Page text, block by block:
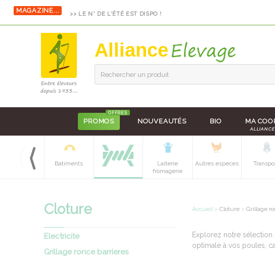
MAGAZINE... >> LE N° DE L'ÉTÉ EST DISPO !
Alliance
Rechercher un produit
PROMOS
OFFRES
NOUVEAUTÉS BIO MA
ALLIANCE
Equipements
Batiments
Laiterie
fromagerie
Autres especes
Accueil > Cloture > Grillage
Explorez notre
optimale à vos poules,
Cloture
Electricite
Grillage ronce barrieres